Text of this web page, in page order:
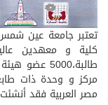
مركز و وحدة ذات
مصر العربية فقد أنشئت في شهر